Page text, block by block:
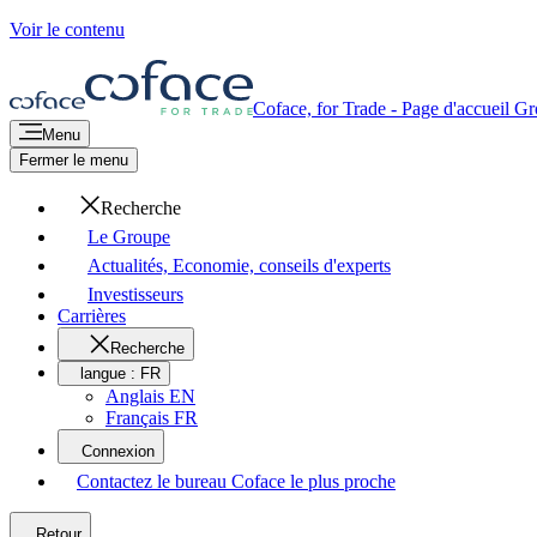
Voir le contenu
Coface, for Trade - Page d'accueil
Menu
Fermer le menu
Recherche
Le Groupe
Actualités, Economie, conseils d'experts
Investisseurs
Carrières
Recherche
langue : FR
Anglais EN
Français FR
Connexion
Contactez le bureau Coface le plus proche